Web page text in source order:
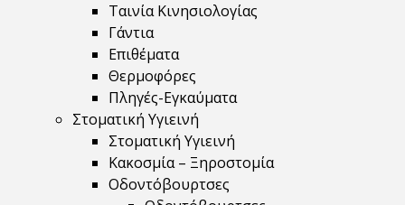
Ταινία Κινησιολογίας
Γάντια
Επιθέματα
Θερμοφόρες
Πληγές-Εγκαύματα
Στοματική Υγιεινή
Στοματική Υγιεινή
Κακοσμία – Ξηροστομία
Οδοντόβουρτσες